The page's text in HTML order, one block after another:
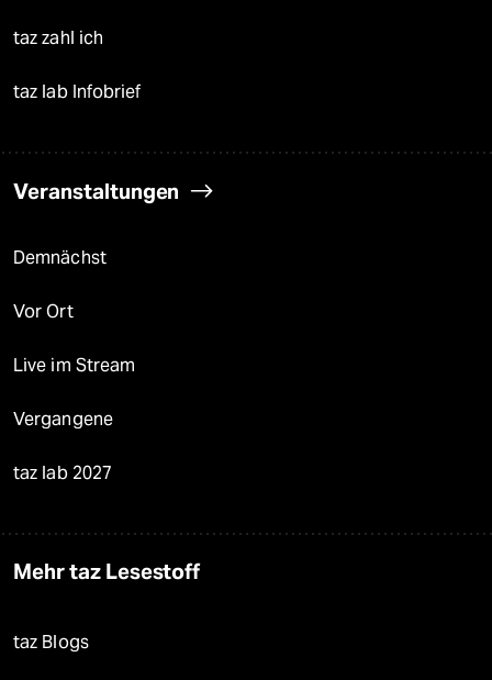
taz zahl ich
taz lab Infobrief
Veranstaltungen
Demnächst
Vor Ort
Live im Stream
Vergangene
taz lab 2027
Mehr taz Lesestoff
taz Blogs